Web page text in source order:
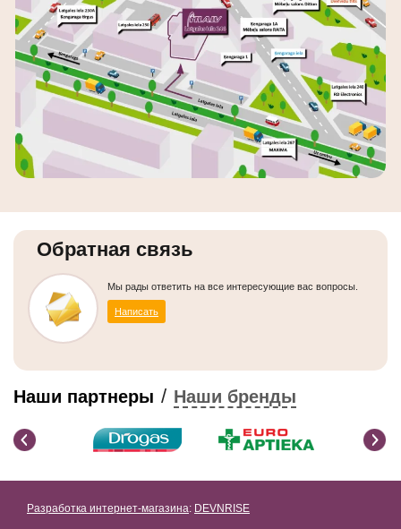
Наши партнеры / Наши бренды
Обратная связь
Мы рады ответить на все интересующие вас вопросы.
Написать
Разработка интернет-магазина: DEVNRISE